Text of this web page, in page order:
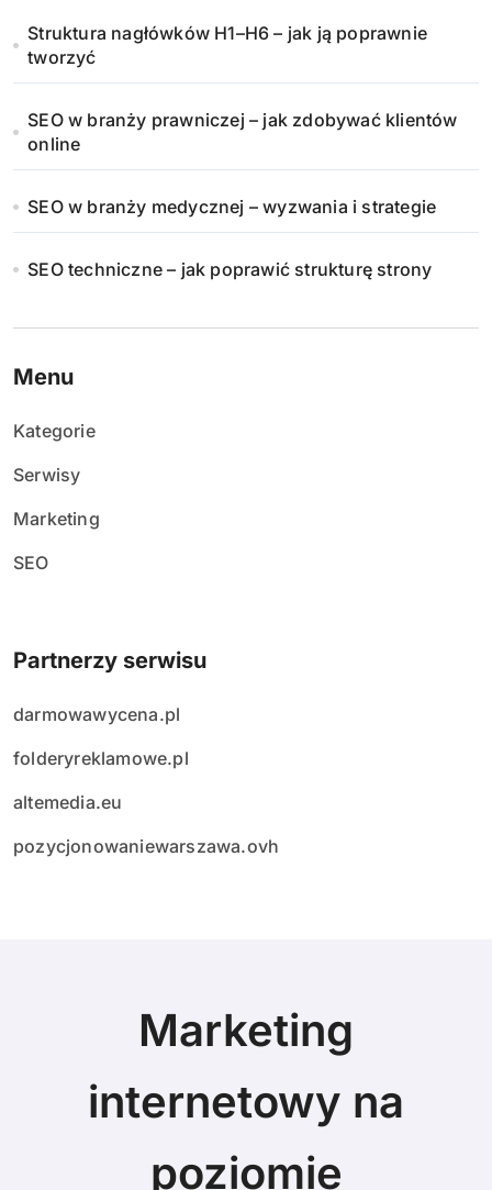
Struktura nagłówków H1–H6 – jak ją poprawnie
tworzyć
SEO w branży prawniczej – jak zdobywać klientów
online
SEO w branży medycznej – wyzwania i strategie
SEO techniczne – jak poprawić strukturę strony
Menu
Kategorie
Serwisy
Marketing
SEO
Partnerzy serwisu
darmowawycena.pl
folderyreklamowe.pl
altemedia.eu
pozycjonowaniewarszawa.ovh
Marketing
internetowy na
poziomie